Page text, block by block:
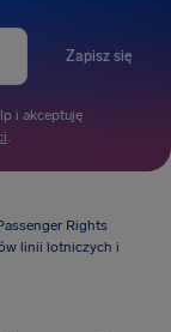
Zapisz się
i akceptuję
.
Rights
linii lotniczych i